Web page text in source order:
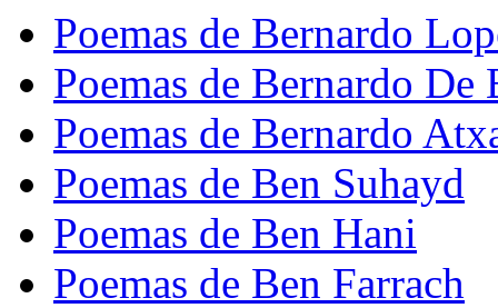
Poemas de Bernardo
Poemas de Bernardo De
Poemas de Bernardo
Poemas de Ben Suhayd
Poemas de Ben Hani
Poemas de Ben Farrach